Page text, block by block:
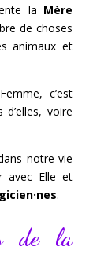
la Mère
de choses
animaux et
c’est
voire
notre vie
avec Elle et
.
de la